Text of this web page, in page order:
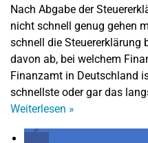
Nach Abgabe der
nicht schnell genug gehen
schnell die Steuererklärung
davon ab, bei welchem
Finanzamt in Deutschland
schnellste oder gar das
Weiterlesen »